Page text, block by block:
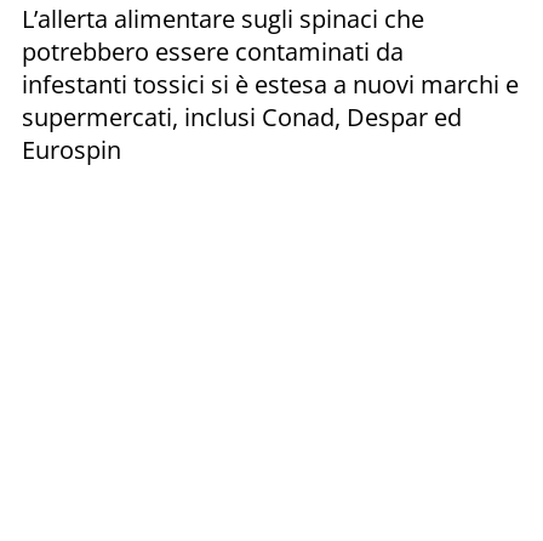
L’allerta alimentare sugli spinaci che
potrebbero essere contaminati da
infestanti tossici si è estesa a nuovi marchi e
supermercati, inclusi Conad, Despar ed
Eurospin